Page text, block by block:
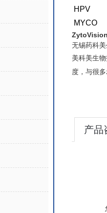
HPV
MYCO
无锡药科
美科美生
度，与很多
产品